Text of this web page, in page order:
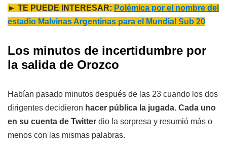
► TE PUEDE INTERESAR: Polémica por el nombre del
estadio Malvinas Argentinas para el Mundial Sub 20
Los minutos de incertidumbre por
la salida de Orozco
Habían pasado minutos después de las 23 cuando los dos
dirigentes decidieron hacer pública la jugada. Cada uno
en su cuenta de Twitter dio la sorpresa y resumió más o
menos con las mismas palabras.